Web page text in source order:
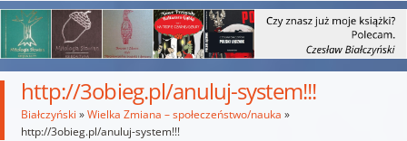
http://3obieg.pl/anuluj-system!!!
Białczyński »Wielka Zmiana – społeczeństwo/nauka »
http://3obieg.pl/anuluj-system!!!